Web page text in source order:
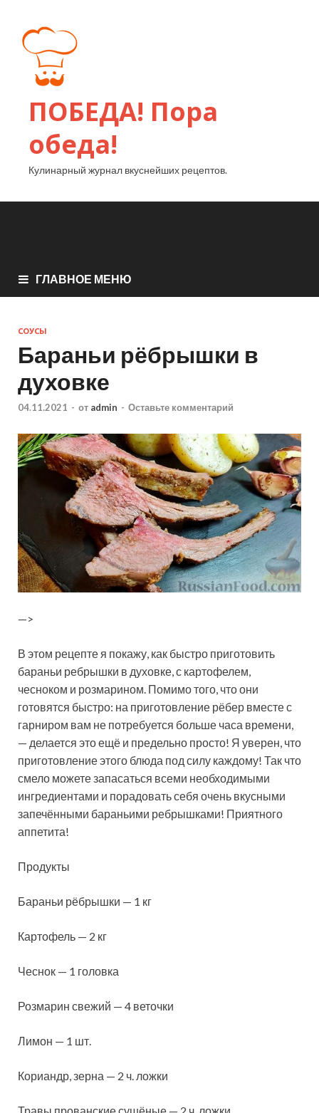
ПОБЕДА! Пора
обеда!
Кулинарный журнал вкуснейших рецептов.
ГЛАВНОЕ МЕНЮ
СОУСЫ
Бараньи рёбрышки в
духовке
04.11.2021 - от admin - Оставьте комментарий
—>
В этом рецепте я покажу, как быстро приготовить
бараньи ребрышки в духовке, с картофелем,
чесноком и розмарином. Помимо того, что они
готовятся быстро: на приготовление рёбер вместе с
гарниром вам не потребуется больше часа времени,
— делается это ещё и предельно просто! Я уверен, что
приготовление этого блюда под силу каждому! Так что
смело можете запасаться всеми необходимыми
ингредиентами и порадовать себя очень вкусными
запечёнными бараньими ребрышками! Приятного
аппетита!
Продукты
Бараньи рёбрышки — 1 кг
Картофель — 2 кг
Чеснок — 1 головка
Розмарин свежий — 4 веточки
Лимон — 1 шт.
Кориандр, зерна — 2 ч. ложки